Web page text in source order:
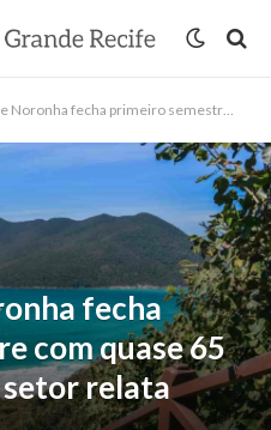
primeiro semestre com quase 65 mil turistas, mas setor relata baixa procura
fecha
com quase 65
relata